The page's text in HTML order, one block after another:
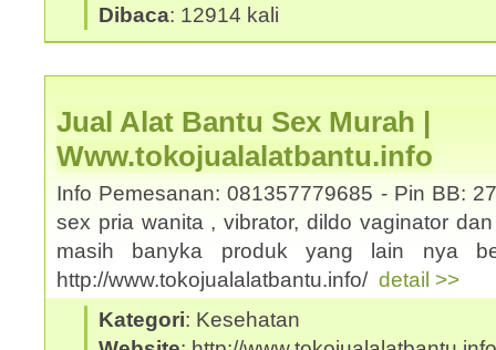
Dibaca: 12914 kali
Jual Alat Bantu Sex Murah |
Www.tokojualalatbantu.info
Info Pemesanan: 081357779685 - Pin BB:
sex pria wanita , vibrator, dildo vaginator
masih banyka produk yang lain nya
http://www.tokojualalatbantu.info/ detail >>
Kategori: Kesehatan